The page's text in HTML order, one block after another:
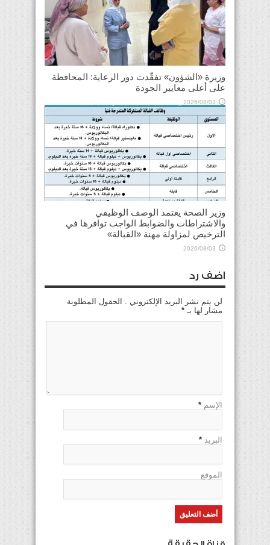
وزيرة «الشؤون» تفقّدت دور الرعاية: المحافظة
على أعلى معايير الجودة
2026/08/03
وزير الصحة يعتمد الوصف الوظيفي
والاشتراطات والضوابط الواجب توافرها في
الترخيص لمزاولة مهنة «القبالة»
2026/08/03
اضف رد
لن يتم نشر البريد الإلكتروني . الحقول المطلوبة
مشار لها بـ *
الإسم *
البريد *
الموقع